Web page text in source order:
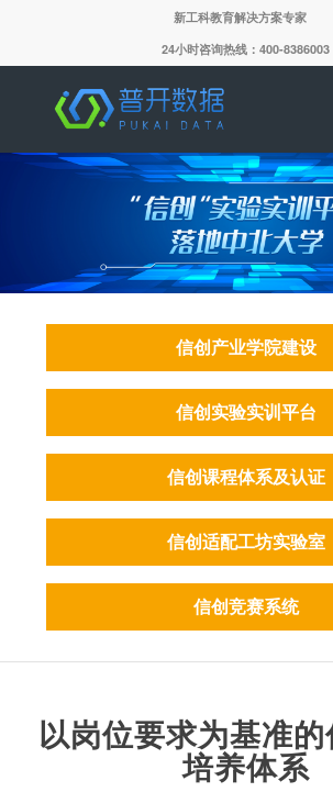
新工科教育解决方案专家
24小时咨询热线：400-8386003
信创产业学院建设
信创实验实训平台
信创课程体系及认证
信创适配工坊实验室
信创竞赛系统
以岗位要求为基准
培养体系